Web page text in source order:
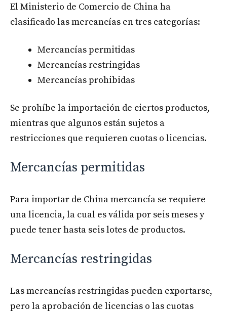
El Ministerio de Comercio de China ha
clasificado las mercancías en tres categorías:
Mercancías permitidas
Mercancías restringidas
Mercancías prohibidas
Se prohíbe la importación de ciertos productos,
mientras que algunos están sujetos a
restricciones que requieren cuotas o licencias.
Mercancías permitidas
Para importar de China mercancía se requiere
una licencia, la cual es válida por seis meses y
puede tener hasta seis lotes de productos.
Mercancías restringidas
Las mercancías restringidas pueden exportarse,
pero la aprobación de licencias o las cuotas